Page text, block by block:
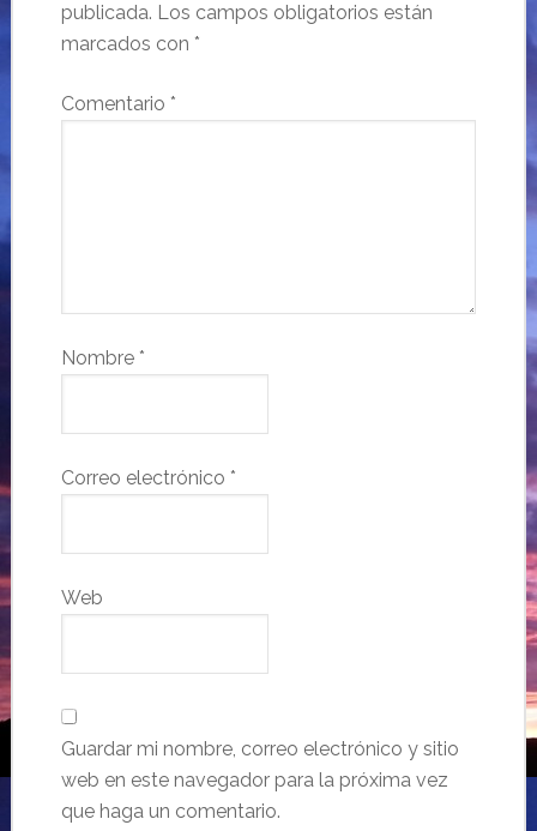
publicada. Los campos obligatorios están
marcados con *
Comentario *
Nombre *
Correo electrónico *
Web
Guardar mi nombre, correo electrónico y sitio
web en este navegador para la próxima vez
que haga un comentario.